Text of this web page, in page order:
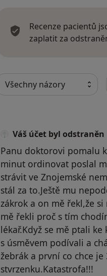
Recenze pacientů
zaplatit za
Váš účet byl odstraněn
Panu doktorovi pomalu
minut ordinovat poslal
strávit ve Znojemské
stál za to.Ještě mu
zákrok a on mě řekl,že
mě řekli proč s tím
lékař.Když se mě ptali
s úsměvem podívali a
žebrák a první co chce
stvrzenku.Katastrofa!!!